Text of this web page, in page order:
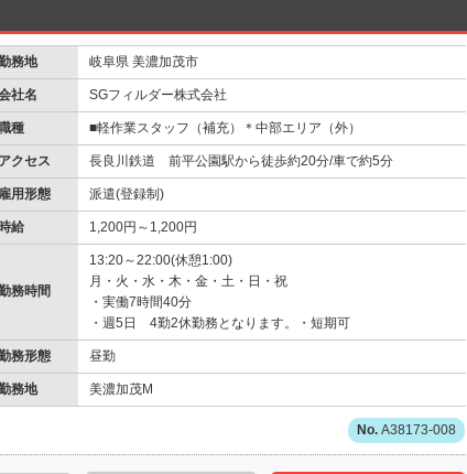
務地 岐阜県 美濃加茂市
社名 SGフィルダー株式会社
種 ■軽作業スタッフ（補充）＊中部エリア（外）
アクセス 長良川鉄道 前平公園駅から徒歩約20分/車で約5分
雇用形態 派遣(登録制)
時給 1,200円～1,200円
務時間
13:20～22:00(休憩1:00)
月・火・水・木・金・土・日・祝
・実働7時間40分
・週5日 4勤2休勤務となります。・短期可
務形態 昼勤
務地 美濃加茂M
A38173-008